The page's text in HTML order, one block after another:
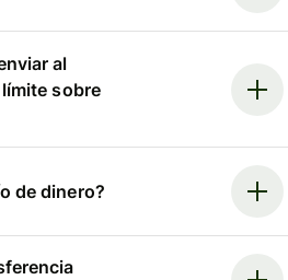
al
sobre
de dinero?